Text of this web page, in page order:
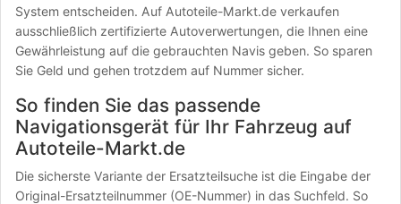
System entscheiden. Auf Autoteile-Markt.de verkaufen
ausschließlich zertifizierte Autoverwertungen, die Ihnen eine
Gewährleistung auf die gebrauchten Navis geben. So sparen
Sie Geld und gehen trotzdem auf Nummer sicher.
So finden Sie das passende
Navigationsgerät für Ihr Fahrzeug auf
Autoteile-Markt.de
Die sicherste Variante der Ersatzteilsuche ist die Eingabe der
Original-Ersatzteilnummer (OE-Nummer) in das Suchfeld. So